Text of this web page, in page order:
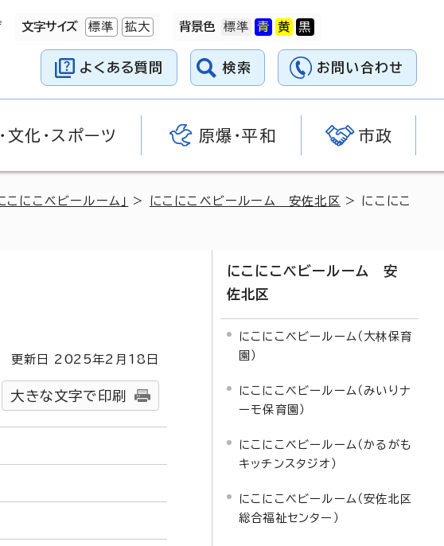
文字サイズ 標準 拡大 背景色
よくある質問 検索 お問い合わせ
文化・スポーツ 原爆・平和 市政
にこベビールーム」 > にこにこベビールーム 安佐北区 > にこにこ
新日 2025年2月 18 日
大きな文字で印刷
にこにこベビールーム 安
佐北区
にこにこベビールーム（大林保育
園）
にこにこベビールーム（みいりナ
ーモ保育園）
にこにこベビールーム（かるがも
キッチンスタジオ）
にこにこベビールーム（安佐北区
総合福祉センター）